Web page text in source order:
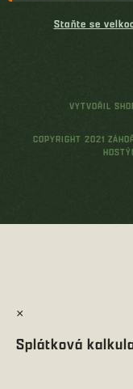
Staňte se
VYTVOŘIL
COPYRIGHT 2021
×
Splátková